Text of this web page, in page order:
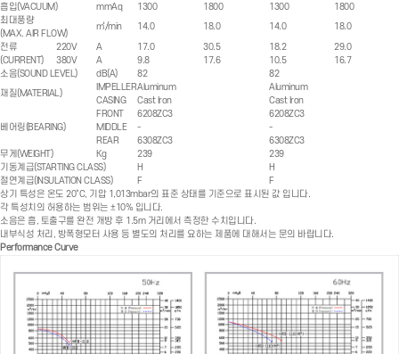
흡입 (VACUUM) mmAq 1300 1800 1300
1800
최대풍량
(MAX. AIR FLOW)
㎥/min 14.0 18.0 14.0
18.0
전류
(CURRENT)
220V A 17.0 30.5 18.2
29.0
380V
A 9.8 17.6 10.5
16.7
소음 (SOUND LEVEL) dB(A) 82
82
재질 (MATERIAL)
IMPELLERAluminum
Aluminum
CASING
Cast Iron Cast Iron
베어링 (BEARING)
FRONT 6208ZC3
6208ZC3
MIDDLE
-
-
REAR
6308ZC3
6308ZC3
무게 (WEIGHT) Kg 239
239
기동계급 (STARTING CLASS) H
H
절연계급 (INSULATION CLASS) F
F
상기 특성은 온도 20˚C, 기압 1,013mbar의 표준 상태를 기준으로 표시된 값 입니다.
각 특성치의 허용하는 범위는 ±10% 입니다.
소음은 흡, 토출구를 완전 개방 후 1.5m 거리에서 측정한 수치입니다.
내부식성 처리, 방폭형모터 사용 등 별도의 처리를 요하는 제품에 대해서는 문의 바랍니다.
Performance Curve